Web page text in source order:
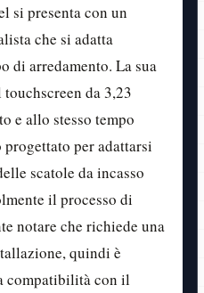
si presenta con un
che si adatta
di arredamento. La sua
da 3,23
e allo stesso tempo
per adattarsi
scatole da incasso
il processo di
notare che richiede una
quindi è
compatibilità con il